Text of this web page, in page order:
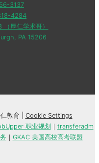
3137
4284
厚仁学术哥）
PA 15206
教育 | Cookie Settings
职业规划 ｜ transferadm
｜ GKAC 美国高校高考联盟